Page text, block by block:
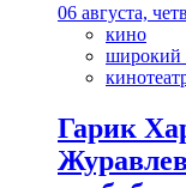
06 августа,
кино
широкий
Гарик